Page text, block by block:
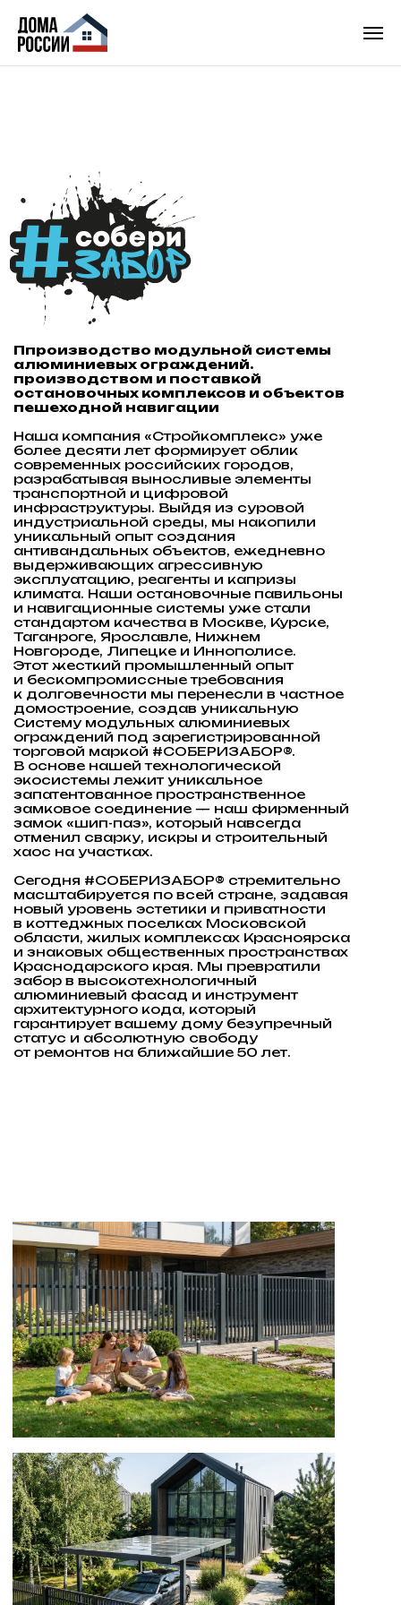
Ппроизводство модульной системы
алюминиевых ограждений.
производством и поставкой
остановочных комплексов и объектов
пешеходной навигации
Наша компания «Стройкомплекс» уже
более десяти лет формирует облик
транспортной и цифровой
инфраструктуры. Выйдя из суровой
индустриальной среды, мы накопили
уникальный опыт создания
антивандальных объектов, ежедневно
выдерживающих агрессивную
эксплуатацию, реагенты и капризы
и навигационные системы уже стали
стандартом качества в Москве, Курске,
Таганроге, Ярославле, Нижнем
Новгороде, Липецке и Иннополисе.
Этот жесткий промышленный опыт
и бескомпромиссные требования
к долговечности мы перенесли в частное
домостроение, создав уникальную
Систему модульных алюминиевых
ограждений под зарегистрированной
торговой маркой #СОБЕРИЗАБОР®.
В основе нашей технологической
экосистемы лежит уникальное
запатентованное пространственное
замковое соединение — наш фирменный
замок «шип-паз», который навсегда
отменил сварку, искры и строительный
хаос на участках.
Сегодня #СОБЕРИЗАБОР® стремительно
масштабируется по всей стране, задавая
новый уровень эстетики и приватности
в коттеджных поселках Московской
области, жилых комплексах Красноярска
и знаковых общественных пространствах
Краснодарского края. Мы превратили
забор в высокотехнологичный
алюминиевый фасад и инструмент
архитектурного кода, который
гарантирует вашему дому безупречный
статус и абсолютную свободу
от ремонтов на ближайшие 50 лет.
ВЫСТАВКИ ЗАГОРОДНОЙ НЕДВИЖИМОСТИ
«ДОМА РОССИИ 2026»
КАК ЗАСТРОЙЩИК,
приобретайте свободные земельные участки
для застройки.
КАК ПАРТНЕР,
приобретая выставочные стенды,
рекламные баннеры на территории выставки.